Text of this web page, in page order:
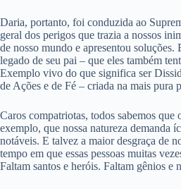
Daria, portanto, foi conduzida ao
geral dos perigos que trazia a nossos
de nosso mundo e apresentou
legado de seu pai – que eles também
Exemplo vivo do que significa ser
de Ações e de Fé – criada na mais pura
Caros compatriotas, todos sabemos que
exemplo, que nossa natureza demanda
notáveis. E talvez a maior desgraça de
tempo em que essas pessoas muitas
Faltam santos e heróis. Faltam gênios e